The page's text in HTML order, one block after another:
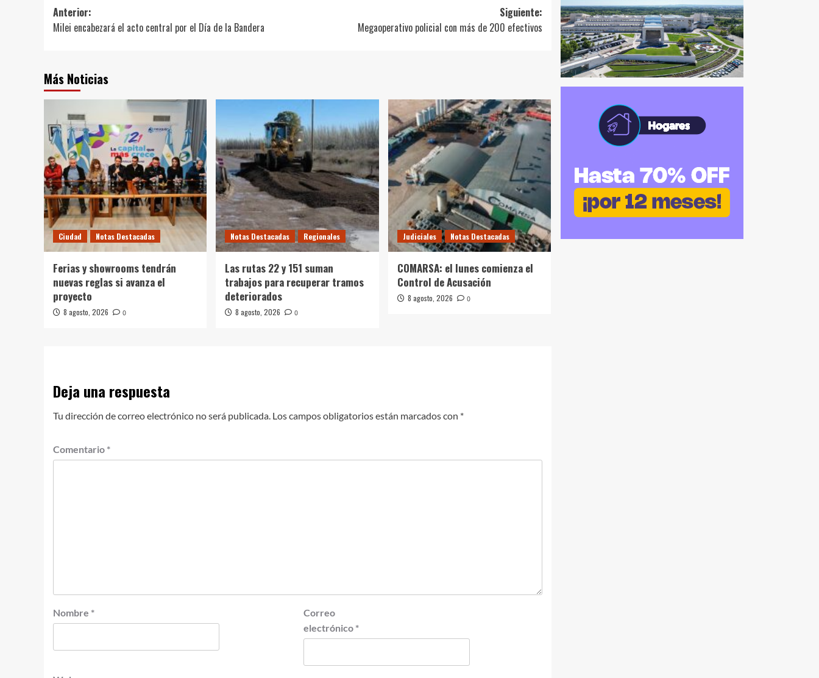
Navegación
de
Anterior:
Milei encabezará el acto central por el Día de la Bandera
Siguiente:
Megaoperativo policial con más de 200 efectivos
Más Noticias
Ciudad Notas Destacadas
Ferias y showrooms tendrán
nuevas reglas si avanza el
proyecto
8 agosto, 2026 0
Notas Destacadas Regionales
Las rutas 22 y 151 suman
trabajos para recuperar tramos
deteriorados
8 agosto, 2026 0
Judiciales Notas Destacadas
COMARSA: el lunes comienza el
Control de Acusación
8 agosto, 2026 0
Deja una respuesta
Tu dirección de correo electrónico no será publicada. Los campos obligatorios están marcados con *
Comentario *
Nombre *
Correo
electrónico *